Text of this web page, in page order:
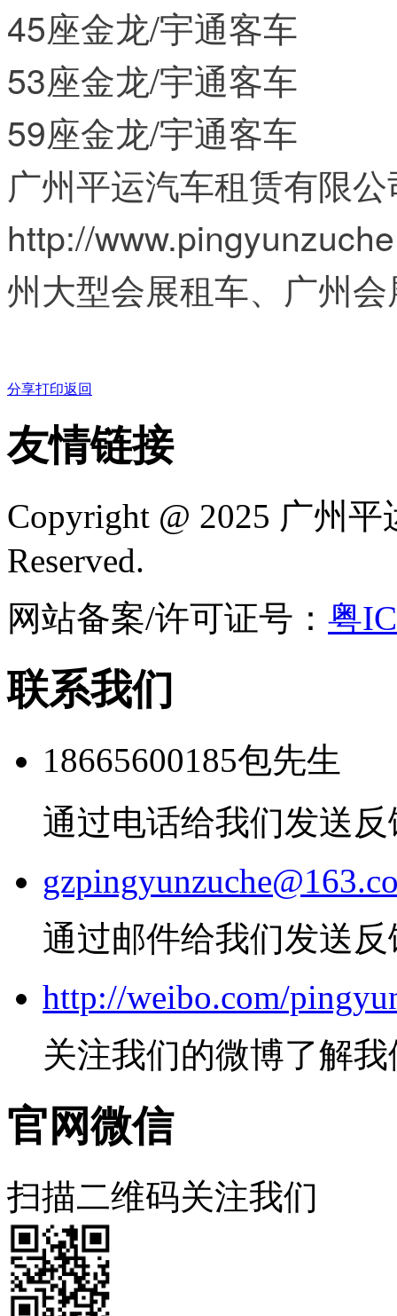
45座金龙/宇通客车
53座金龙/宇通客车
59座金龙/宇通客车
广州平运汽车租赁有限
http://
州大型会展租车、广州
分享打印返回
友情链接
Copyright @ 2025 广州平
Reserved.
网站备案/许可证号： 粤
联系我们
18665600185包先生
通过电话给我们发送
通过邮件给我们发送
http://weibo.com/
关注我们的微博了解
官网微信
扫描二维码关注我们